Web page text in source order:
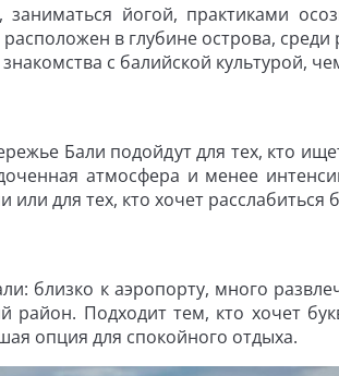
йогой, практиками
в глубине острова, среди
с балийской культурой,
Бали подойдут для тех, кто
атмосфера и менее
для тех, кто хочет расслабиться
близко к аэропорту, много
Подходит тем, кто хочет
опция для спокойного отдыха.